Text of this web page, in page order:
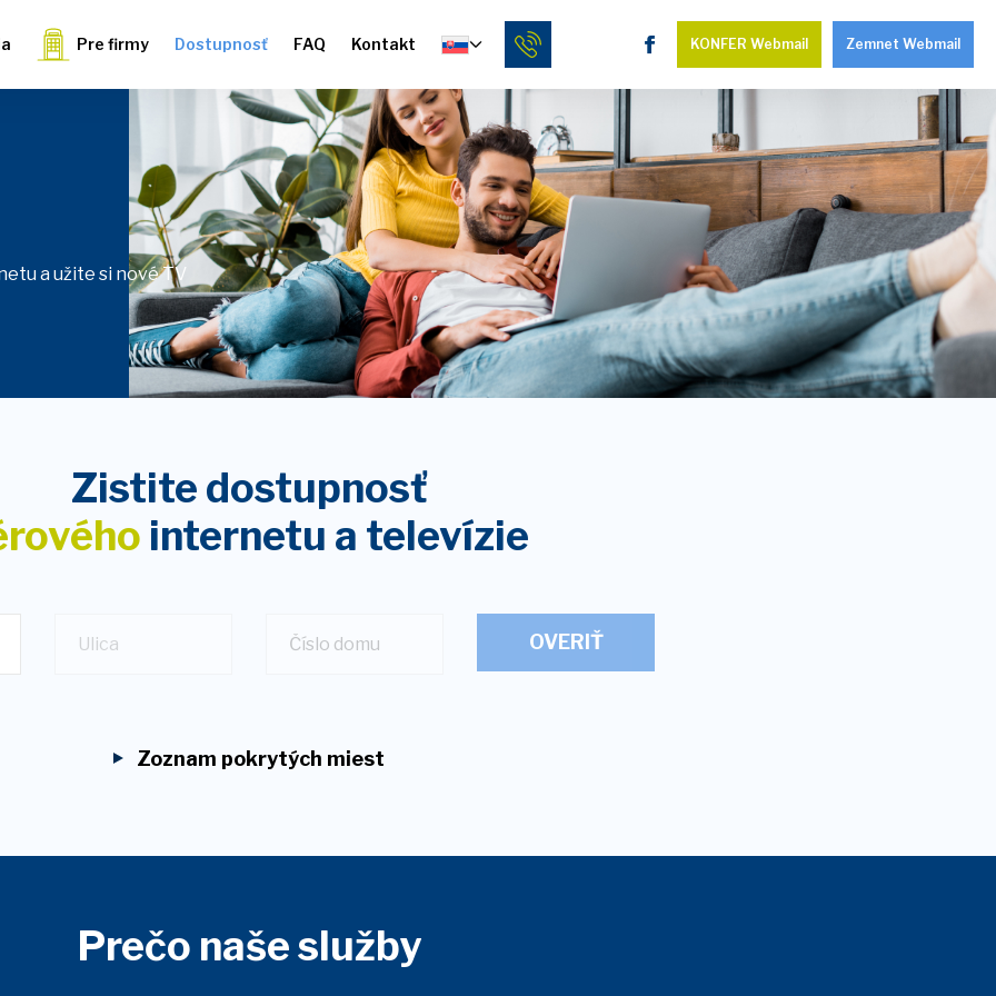
Pre firmy Dostupnosť FAQ Kontakt KONFER Webmail Zemnet Webmail
a užite si nové TV
Zistite dostupnosť
internetu a televízie
Ulica OVERIŤ
Zoznam pokrytých miest
Prečo naše služby